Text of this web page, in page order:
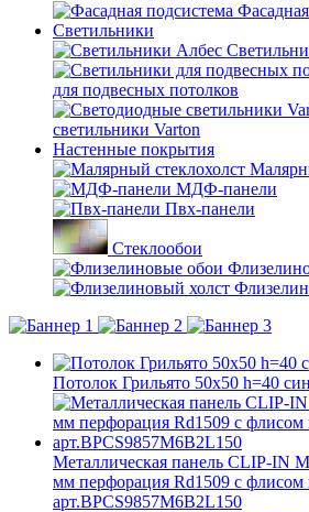
Светильники
для подвесных потолков
светильники Varton
Настенные покрытия
МДФ-панели
Пвх-панели
Стеклообои
Потолок Грильято 50x50 h=40
Металлическая панель CLIP-IN
мм перфорация Rd1509 с флисом
арт.BPCS9857M6B2L150